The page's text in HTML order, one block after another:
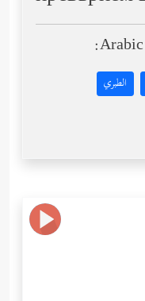
الطبري